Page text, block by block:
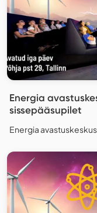
Energia
sissepääsupilet
Energia avastuskeskus